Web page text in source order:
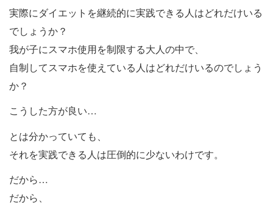
実際にダイエットを継続的に実践できる人はどれだけいる
でしょうか？
我が子にスマホ使用を制限する大人の中で、
自制してスマホを使えている人はどれだけいるのでしょう
か？
こうした方が良い…
とは分かっていても、
それを実践できる人は圧倒的に少ないわけです。
だから…
だから、